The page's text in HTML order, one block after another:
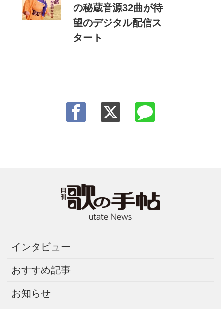
の秘蔵音源32曲が待
望のデジタル配信ス
タート
インタビュー
おすすめ記事
お知らせ